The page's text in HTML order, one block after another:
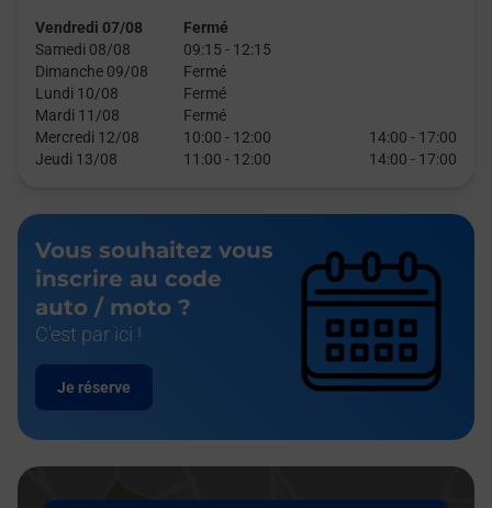
Vendredi 07/08
Fermé
Samedi 08/08
09:15 - 12:15
Dimanche 09/08
Fermé
Lundi 10/08
Fermé
Mardi 11/08
Fermé
Mercredi 12/08
10:00 - 12:00 14:00 - 17:00
Jeudi 13/08
11:00 - 12:00 14:00 - 17:00
Vous souhaitez vous
inscrire au code
auto / moto ?
C'est par ici !
Je réserve